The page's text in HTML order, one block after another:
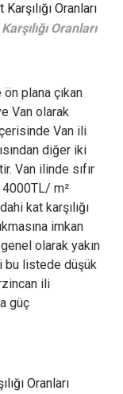
Oranları
plana çıkan
Van olarak
Van ili
diğer iki
Van ilinde sıfır
4000TL/ m²
kat karşılığı
imkan
olarak yakın
bu listede düşük
ili
güç